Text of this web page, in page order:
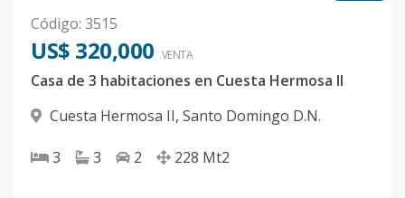
Código: 3515
US$ 320,000 VENTA
Casa de 3 habitaciones en Cuesta Hermosa II
Cuesta Hermosa II, Santo Domingo D.N.
3 3 2 228 Mt2